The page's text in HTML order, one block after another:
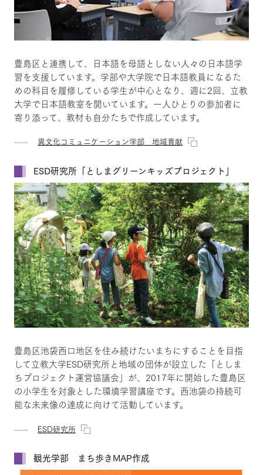
豊島区と連携して、日本語を母語としない人々の日本語学
習を支援しています。学部や大学院で日本語教員になるた
めの科目を履修している学生が中心となり、週に2回、立教
大学で日本語教室を開いています。一人ひとりの参加者に
寄り添って、教材も自分たちで作成しています。
異文化コミュニケーション学部 地域貢献
ESD研究所「としまグリーンキッズプロジェクト」
豊島区池袋西口地区を住み続けたいまちにすることを目指
して立教大学ESD研究所と地域の団体が設立した「としま
ちプロジェクト運営協議会」が、2017年に開始した豊島区
の小学生を対象とした環境学習講座です。西池袋の持続可
能な未来像の達成に向けて活動しています。
ESD研究所
観光学部 まち歩きMAP作成